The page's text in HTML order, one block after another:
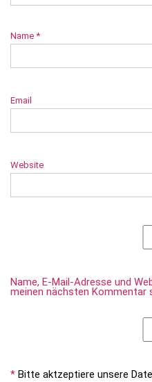
Name *
Email
Website
Name, E-Mail-Adresse und
meinen nächsten Kommentar
* Bitte aktzeptiere unsere